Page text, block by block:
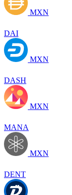
MXN
DAI
MXN
DASH
MXN
MANA
MXN
DENT